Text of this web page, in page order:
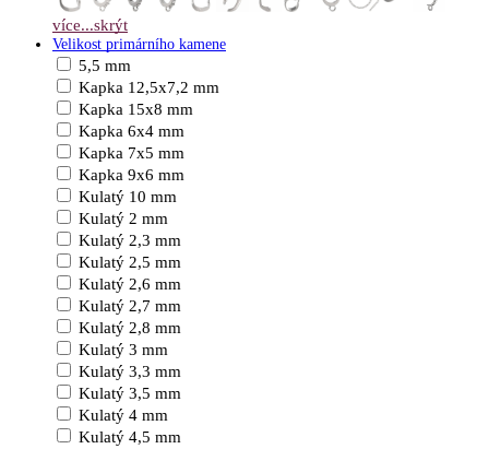
více...skrýt
Velikost primárního kamene
5,5 mm
Kapka 12,5x7,2 mm
Kapka 15x8 mm
Kapka 6x4 mm
Kapka 7x5 mm
Kapka 9x6 mm
Kulatý 10 mm
Kulatý 2 mm
Kulatý 2,3 mm
Kulatý 2,5 mm
Kulatý 2,6 mm
Kulatý 2,7 mm
Kulatý 2,8 mm
Kulatý 3 mm
Kulatý 3,3 mm
Kulatý 3,5 mm
Kulatý 4 mm
Kulatý 4,5 mm